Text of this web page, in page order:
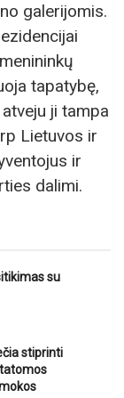
galerijomis.
tapatybę,
ji tampa
Lietuvos ir
ir
dalimi.
su
stiprinti